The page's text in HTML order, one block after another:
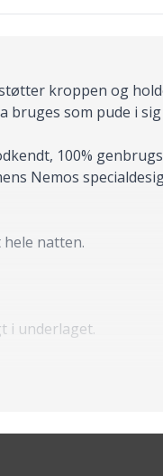
kroppen og
som pude i
100%
Nemos
natten.
i underlaget.